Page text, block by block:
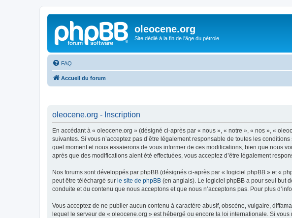
oleocene.org
Site dédié à la fin de l'âge du pétrole
FAQ
Accueil du forum
oleocene.org - Inscription
En accédant à « oleocene.org » (désigné ci-après par « nous », « notre », « nos », «
suivantes. Si vous n’acceptez pas d’être légalement responsable de toutes les
quel moment et nous essaierons de vous informer de ces modifications, bien que nous
après que des modifications aient été effectuées, vous acceptez d’être légalement
Nos forums sont développés par phpBB (désignés ci-après par « logiciel phpBB » et «
peut être téléchargé sur le site de phpBB (en anglais). Le logiciel phpBB a pour seul but
conduite et du contenu que nous acceptons et que nous n’acceptons pas. Pour plus
Vous acceptez de ne publier aucun contenu à caractère abusif, obscène, vulgaire,
lequel le serveur de « oleocene.org » est hébergé ou encore la loi internationale. Si